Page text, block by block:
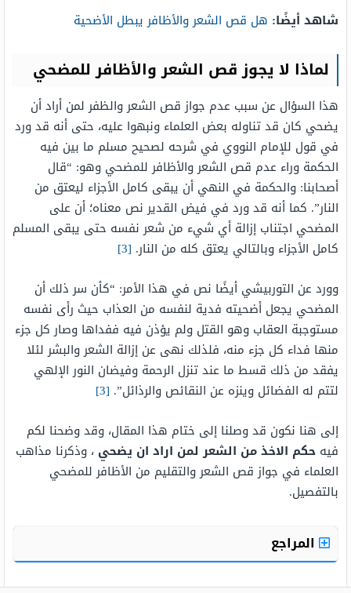
شاهد أيضًا: هل قص الشعر والأظافر يبطل الأضحية
لماذا لا يجوز قص الشعر والأظافر للمضحي
هذا السؤال عن سبب عدم جواز قص الشعر والظفر لمن أراد أن
يضحي كان قد تناوله بعض العلماء ونبهوا عليه، حتى أنه قد ورد
في قول للإمام النووي في شرحه لصحيح مسلم ما بين فيه
الحكمة وراء عدم قص الشعر والأظافر للمضحي وهو: “قال
أصحابنا: والحكمة في النهي أن يبقى كامل الأجزاء ليعتق من
النار”. كما أنه قد ورد في فيض القدير نص معناه؛ أن على
المضحي اجتناب إزالة أي شيء من شعر نفسه حتى يبقى المسلم
كامل الأجزاء وبالتالي يعتق كله من النار. [3]
وورد عن التوربيشي أيضًا نص في هذا الأمر: “كأن سر ذلك أن
المضحي يجعل أضحيته فدية لنفسه من العذاب حيث رأى نفسه
مستوجبة العقاب وهو القتل ولم يؤذن فيه ففداها وصار كل جزء
منها فداء كل جزء منه، فلذلك نهى عن إزالة الشعر والبشر لئلا
يفقد من ذلك قسط ما عند تنزل الرحمة وفيضان النور الإلهي
لتتم له الفضائل وينزه عن النقائص والرذائل”. [3]
إلى هنا نكون قد وصلنا إلى ختام هذا المقال، وقد وضحنا لكم
فيه حكم الاخذ من الشعر لمن اراد ان يضحي ، وذكرنا مذاهب
العلماء في جواز قص الشعر والتقليم من الأظافر للمضحي
بالتفصيل.
المراجع